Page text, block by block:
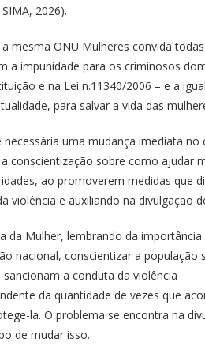
2026).
ONU Mulheres convida todas
a impunidade para os criminosos
e na Lei n.11340/2006 – e a
para salvar a vida das
uma mudança imediata no
conscientização sobre como ajudar
ao promoverem medidas que
violência e auxiliando na divulgação
Mulher, lembrando da importância
nacional, conscientizar a
a conduta da violência
da quantidade de vezes que
la. O problema se encontra na
de mudar isso.